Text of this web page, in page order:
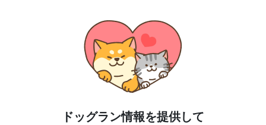
ドッグラン情報を提供して